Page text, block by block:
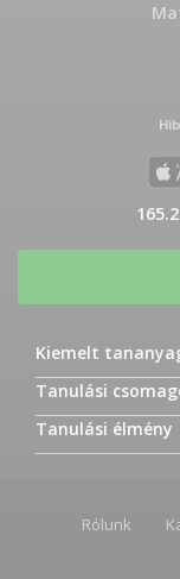
Kiemelt
Tanulási
Tanulási élmény
Rólunk